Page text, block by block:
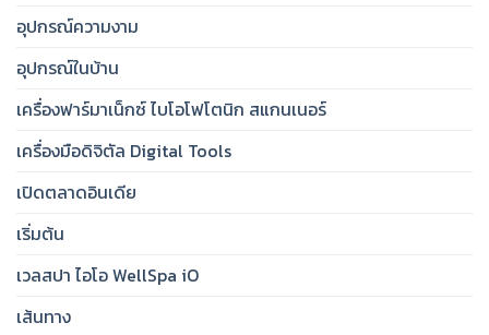
อุปกรณ์ความงาม
อุปกรณ์ในบ้าน
เครื่องฟาร์มาเน็กซ์ ไบโอโฟโตนิก สแกนเนอร์
เครื่องมือดิจิตัล Digital Tools
เปิดตลาดอินเดีย
เริ่มต้น
เวลสปา ไอโอ WellSpa iO
เส้นทาง